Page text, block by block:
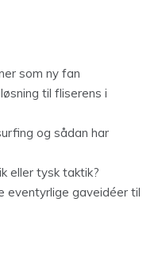
som ny fan
til fliserens i
og sådan har
eller tysk taktik?
eventyrlige gaveidéer til